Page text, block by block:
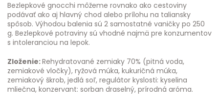
Bezlepkové gnocchi môžeme rovnako ako cestoviny
podávať ako aj hlavný chod alebo prílohu na taliansky
spôsob. Výhodou balenia sú 2 samostatné vaničky po 250
g. Bezlepkové potraviny sú vhodné najmä pre konzumentov
s intoleranciou na lepok.
Zloženie:Rehydratované zemiaky 70% (pitná voda,
zemiakové vločky), ryžová múka, kukuričná múka,
zemiakový škrob, jedlá soľ, regulátor kyslosti: kyselina
mliečna, konzervant: sorban draselný, prírodná aróma.